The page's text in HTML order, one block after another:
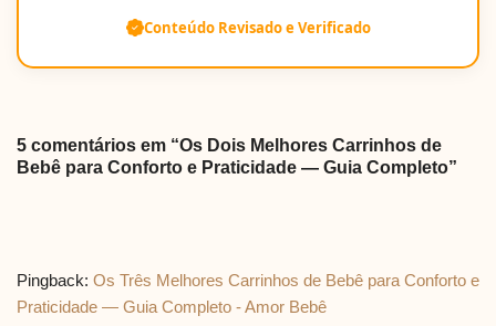
Conteúdo Revisado e Verificado
5 comentários em “Os Dois Melhores Carrinhos de
Bebê para Conforto e Praticidade — Guia Completo”
Pingback: Os Três Melhores Carrinhos de Bebê para Conforto e
Praticidade — Guia Completo - Amor Bebê